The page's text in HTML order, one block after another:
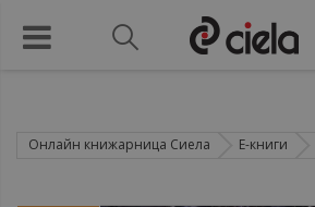
Онлайн книжарница Сиела Е-книги